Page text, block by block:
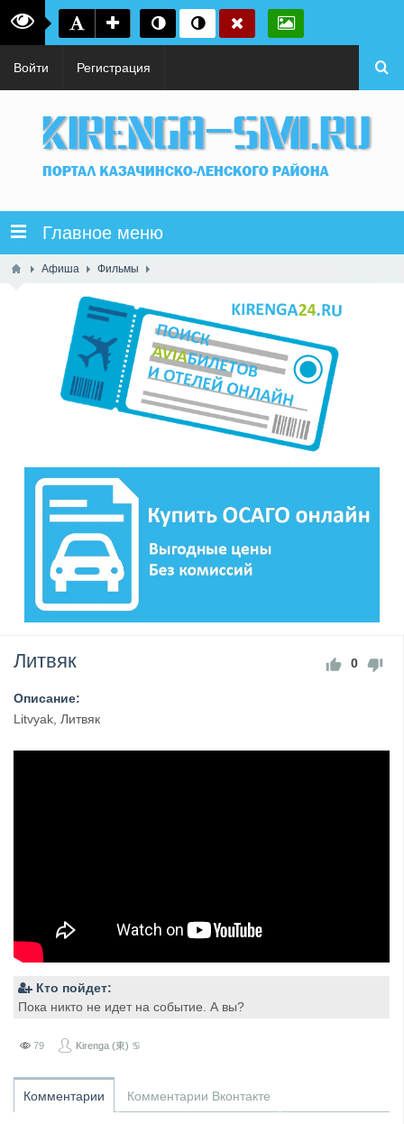
Войти Регистрация
Главное меню
Афиша Фильмы
0
Литвяк
Описание:
Litvyak, Литвяк
Кто пойдет:
Пока никто не идет на событие. А вы?
79 Kirenga (東) ♋
Комментарии Комментарии Вконтакте